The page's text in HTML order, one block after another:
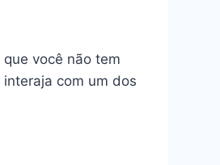
você não tem
com um dos